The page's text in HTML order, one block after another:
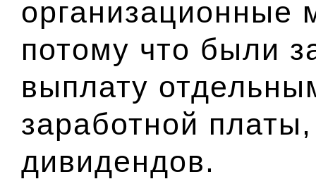
организационные
потому что были
выплату
заработной
дивидендов.